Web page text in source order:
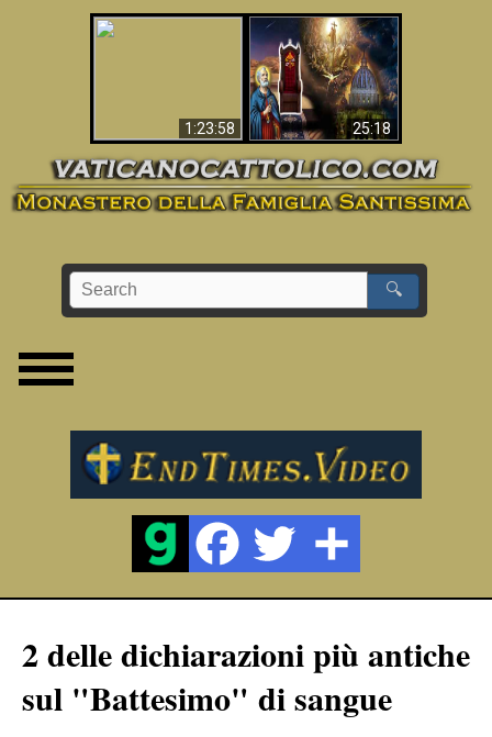
1:23:58 25:18
La Bibbia ha previsto
70 anni senza Papa?
🔍
2 delle dichiarazioni più antiche
sul "Battesimo" di sangue